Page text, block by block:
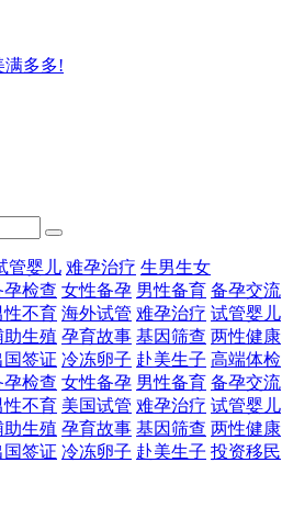
管婴儿 难孕治疗 生男生女
孕检查 女性备孕 男性备育 备孕交流
性不育 海外试管 难孕治疗 试管婴儿
助生殖 孕育故事 基因筛查 两性健康
国签证 冷冻卵子 赴美生子 高端体检
孕检查 女性备孕 男性备育 备孕交流
性不育 美国试管 难孕治疗 试管婴儿
助生殖 孕育故事 基因筛查 两性健康
国签证 冷冻卵子 赴美生子 投资移民